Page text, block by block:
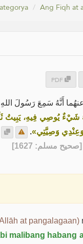
Ang Fiqh at
PDF
أَنَّهُ سَمِعَ رَسُولَ
يُوصِي فِيهِ، يَبِيتُ
وَعِنْدِي وَصِيَّتِي».
مسلم: 1627]
at pangalagaan)
malibang habang